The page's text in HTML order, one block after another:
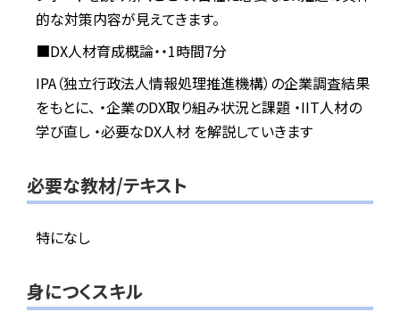
的な対策内容が見えてきます。
■DX人材育成概論・・1時間7分
IPA（独立行政法人情報処理推進機構）の企業調査結果
をもとに、 ・企業のDX取り組み状況と課題 ・IIT人材の
学び直し ・必要なDX人材 を解説していきます
必要な教材/テキスト
特になし
身につくスキル